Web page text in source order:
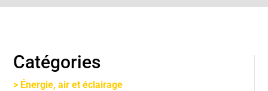
Catégories
> Énergie, air et éclairage